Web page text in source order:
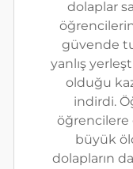
dolaplar
güvende
yanlış
olduğu
indirdi.
öğrencilere
büyük
dolapların